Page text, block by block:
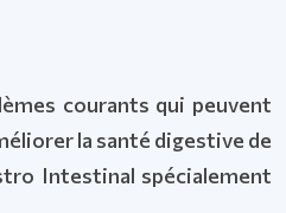
courants qui peuvent
la santé digestive de
Intestinal spécialement